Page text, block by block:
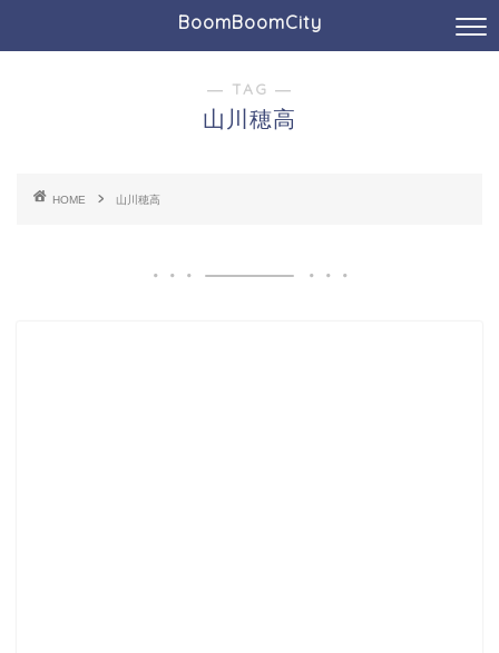
BoomBoomCity
― TAG ―
山川穂高
HOME 山川穂高